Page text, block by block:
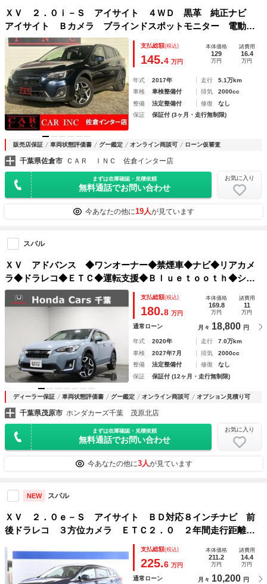
ＸＶ ２．０ｉ－Ｓ アイサイト ４ＷＤ 黒革 純正ナビ
アイサイト Ｂカメラ ブラインドスポットモニター 電動シ
ート Ｂｌｕｅｔｏｏｔｈ フルセグ ＬＥＤライト パドル
シフト ＥＴＣ レーダクルクルーズコントロール シートヒ
ーター
支払総額(税込)
145.4 万円
本体価格
129
万円
諸費用
16.4
万円
年式 2017年 走行
5.1万km
車検
車検整備付 排気
2000cc
整備
法定整備付 修復
なし
保証
保証付 (3ヶ月・走行無制限)
販売店保証 車両状態評価書 グー鑑定 オンライン商談可 ローン仮審査
千葉県佐倉市 ＣＡＲ ＩＮＣ 佐倉インター店
まずは在庫確認・見積依頼
無料通話でお問い合わせ
お気に入り
今あなたの他に19人が見ています
スバル
ＸＶ アドバンス ◆ワンオーナー◆禁煙車◆ナビ◆リアカメ
ラ◆ドラレコ◆ＥＴＣ◆運転支援◆Ｂｌｕｅｔｏｏｔｈ◆シー
トヒーター◆障害物センサー◆フルセグＴＶ◆ＵＳＢ◆ブレー
キサポート◆電動格納ミラー◆ＤＶＤ再生可◆ ＬＫＡ
支払総額(税込)
180.8 万円
本体価格
169.8
万円
諸費用
11
万円
通常ローン 月々 18,800 円
年式 2020年 走行
7.0万km
車検
2027年7月 排気
2000cc
整備
法定整備付 修復
なし
保証
保証付 (12ヶ月・走行無制限)
ディーラー保証 車両状態評価書 グー鑑定 オンライン商談可 オプション見積り可
千葉県茂原市 ホンダカーズ千葉 茂原北店
まずは在庫確認・見積依頼
無料通話でお問い合わせ
お気に入り
今あなたの他に3人が見ています
NEW スバル
ＸＶ ２．０ｅ－Ｓ アイサイト ＢＤ対応８インチナビ 前
後ドラレコ ３方位カメラ ＥＴＣ２．０ ２年間走行距離無
制限保証 アイサイトＶｅｒ３ 衝突回避ブレーキ 全車速追
尾式クルーズコントロール 車線中央維持機能 側後方警戒シ
ステム 後退時ブレーキアシスト
支払総額(税込)
225.6 万円
本体価格
211.2
万円
諸費用
14.4
万円
通常ローン 月々 10,200 円